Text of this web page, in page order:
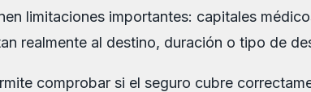
limitaciones importantes: capitales
realmente al destino, duración o tipo de
comprobar si el seguro cubre